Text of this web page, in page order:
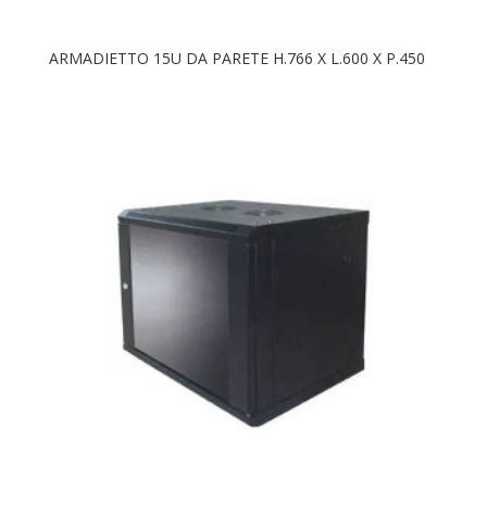
ARMADIETTO 15U DA PARETE H.766 X L.600 X P.450